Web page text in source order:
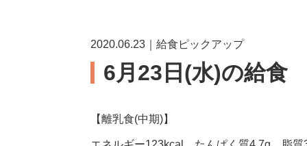
2020.06.23｜給食ピックアップ
6月23日(水)の給食
【離乳食(中期)】